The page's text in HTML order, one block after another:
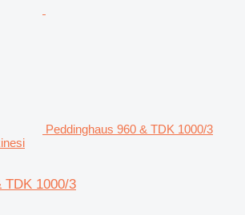
Peddinghaus 960 & TDK 1000/3
TDK 1000/3